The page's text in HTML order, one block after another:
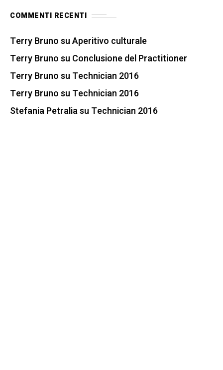
COMMENTI RECENTI
Terry BrunosuAperitivo culturale
Terry Brunosu Conclusione del Practitioner
Terry Brunosu Technician 2016
Terry Brunosu Technician 2016
Stefania Petraliasu Technician 2016